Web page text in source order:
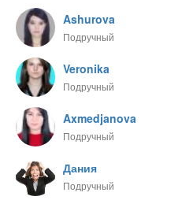
Ashurova
Подручный
Veronika
Подручный
Axmedjanova
Подручный
Дания
Подручный